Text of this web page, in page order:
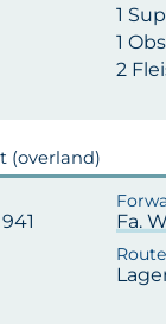
1
1
2
(overland)
Fa.